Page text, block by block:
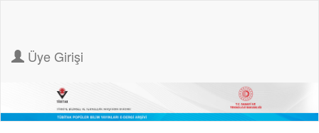
Üye Girişi